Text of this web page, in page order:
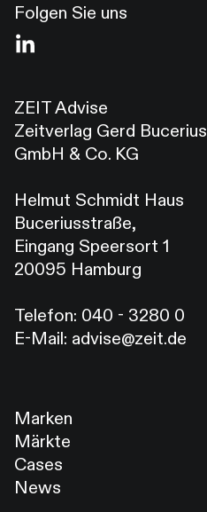
ZEIT Advise
Zeitverlag Gerd Bucerius
GmbH & Co. KG
Helmut Schmidt Haus
Buceriusstraße,
Eingang Speersort 1
20095 Hamburg
Telefon: 040 - 3280 0
E-Mail: advise@zeit.de
Marken
Märkte
Cases
News
Folgen Sie uns